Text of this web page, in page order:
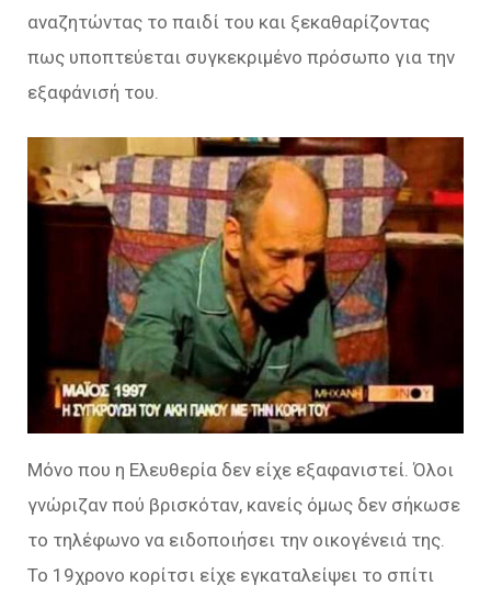
αναζητώντας το παιδί του και ξεκαθαρίζοντας
πως υποπτεύεται συγκεκριμένο πρόσωπο για την
εξαφάνισή του.
Μόνο που η Ελευθερία δεν είχε εξαφανιστεί. Όλοι
γνώριζαν πού βρισκόταν, κανείς όμως δεν σήκωσε
το τηλέφωνο να ειδοποιήσει την οικογένειά της.
Το 19χρονο κορίτσι είχε εγκαταλείψει το σπίτι